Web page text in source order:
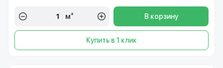
м² В корзину
Купить в 1 клик